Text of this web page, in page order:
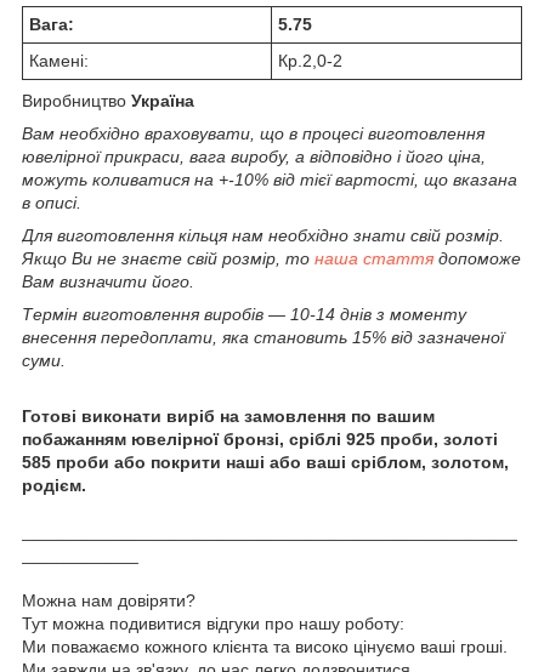
Вага:
5.75
Камені:
Кр.2,0-2
Виробництво Україна
Вам необхідно враховувати, що в процесі виготовлення
ювелірної прикраси, вага виробу, а відповідно і його ціна,
можуть коливатися на +-10% від тієї вартості, що вказана
в описі.
Для виготовлення кільця нам необхідно знати свій розмір.
Якщо Ви не знаєте свій розмір, то наша стаття допоможе
Вам визначити його.
Термін виготовлення виробів ― 10-14 днів з моменту
внесення передоплати, яка становить 15% від зазначеної
суми.
Готові виконати виріб на замовлення по вашим
побажанням ювелірної бронзі, сріблі 925 проби, золоті
585 проби або покрити наші або ваші сріблом, золотом,
родієм.
Можна нам довіряти?
Тут можна подивитися відгуки про нашу роботу:
Ми поважаємо кожного клієнта та високо цінуємо ваші гроші.